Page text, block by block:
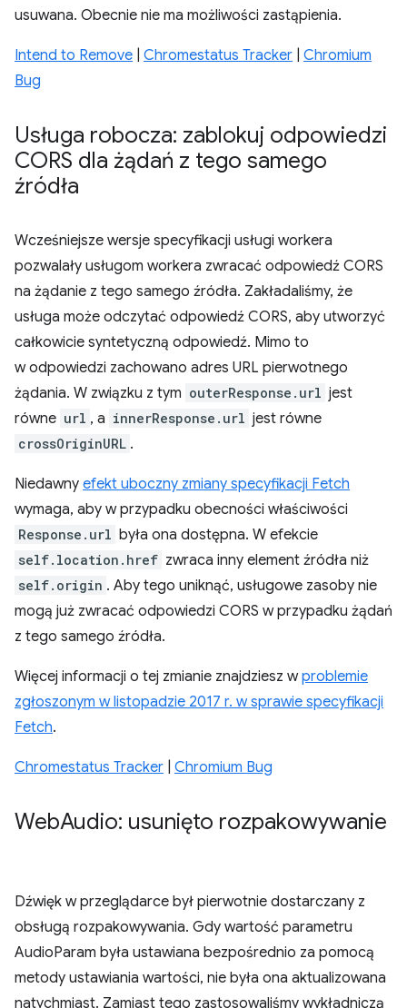
usuwana. Obecnie nie ma możliwości zastąpienia.
Intend to Remove Chromestatus Tracker Chromium
Bug
Usługa robocza: zablokuj odpowiedzi
CORS dla żądań z tego samego
źródła
Wcześniejsze wersje specyfikacji usługi workera
pozwalały usługom workera zwracać odpowiedź CORS
na żądanie z tego samego źródła. Zakładaliśmy, że
usługa może odczytać odpowiedź CORS, aby utworzyć
całkowicie syntetyczną odpowiedź. Mimo to
w odpowiedzi zachowano adres URL pierwotnego
żądania. W związku z tym outerResponse.url jest
równe url , a innerResponse.url jest równe
crossOriginURL .
Niedawny efekt uboczny zmiany specyfikacji Fetch
wymaga, aby w przypadku obecności właściwości
Response.url była ona dostępna. W efekcie
self.location.href zwraca inny element źródła niż
self.origin . Aby tego uniknąć, usługowe zasoby nie
mogą już zwracać odpowiedzi CORS w przypadku żądań
z tego samego źródła.
Więcej informacji o tej zmianie znajdziesz wproblemie
zgłoszonym w listopadzie 2017 r. w sprawie specyfikacji
Fetch.
Chromestatus Tracker Chromium Bug
WebAudio: usunięto rozpakowywanie
Dźwięk w przeglądarce był pierwotnie dostarczany z
obsługą rozpakowywania. Gdy wartość parametru
AudioParam była ustawiana bezpośrednio za pomocą
metody ustawiania wartości, nie była ona aktualizowana
natychmiast. Zamiast tego zastosowaliśmy wykładniczą